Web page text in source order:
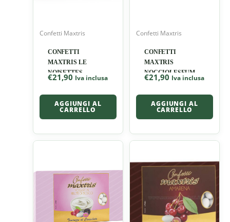
Confetti Maxtris
CONFETTI
MAXTRIS LE
NOISETTES
CLASSIC
€21,90 Iva inclusa
AGGIUNGI AL
CARRELLO
Confetti Maxtris
CONFETTI
MAXTRIS
NOCCIOLESFUMATI
CELESTI
€21,90 Iva inclusa
AGGIUNGI AL
CARRELLO